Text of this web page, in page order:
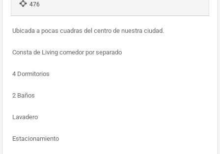
476
Ubicada a pocas cuadras del centro de nuestra ciudad.
Consta de Living comedor por separado
4 Dormitorios
2 Baños
Lavadero
Estacionamiento